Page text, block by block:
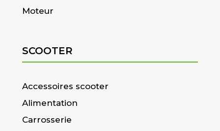
Moteur
SCOOTER
Accessoires scooter
Alimentation
Carrosserie